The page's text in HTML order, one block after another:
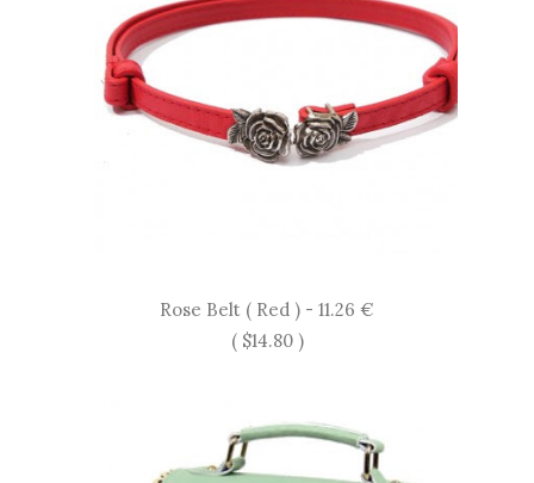
Rose Belt ( Red ) - 11.26 €
( $14.80 )